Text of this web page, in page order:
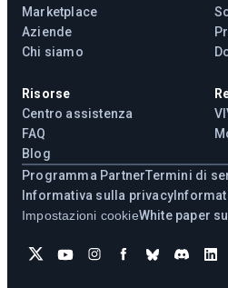
Marketplace
Aziende
Chi siamo
Risorse
Centro assistenza
FAQ
Blog
Programma PartnerTermini di
Informativa sulla privacy
Impostazioni cookieWhite paper